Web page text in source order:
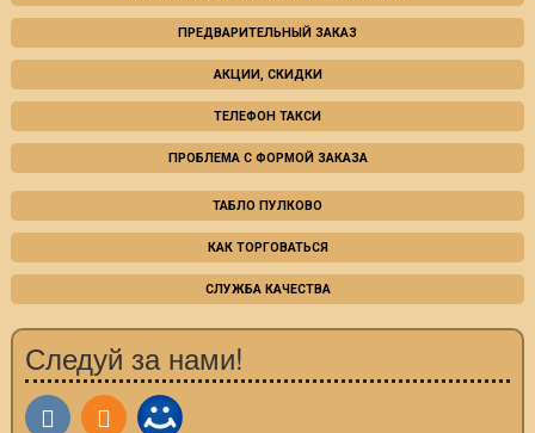
ПРЕДВАРИТЕЛЬНЫЙ ЗАКАЗ
АКЦИИ, СКИДКИ
ТЕЛЕФОН ТАКСИ
ПРОБЛЕМА С ФОРМОЙ ЗАКАЗА
ТАБЛО ПУЛКОВО
КАК ТОРГОВАТЬСЯ
СЛУЖБА КАЧЕСТВА
Следуй за нами!